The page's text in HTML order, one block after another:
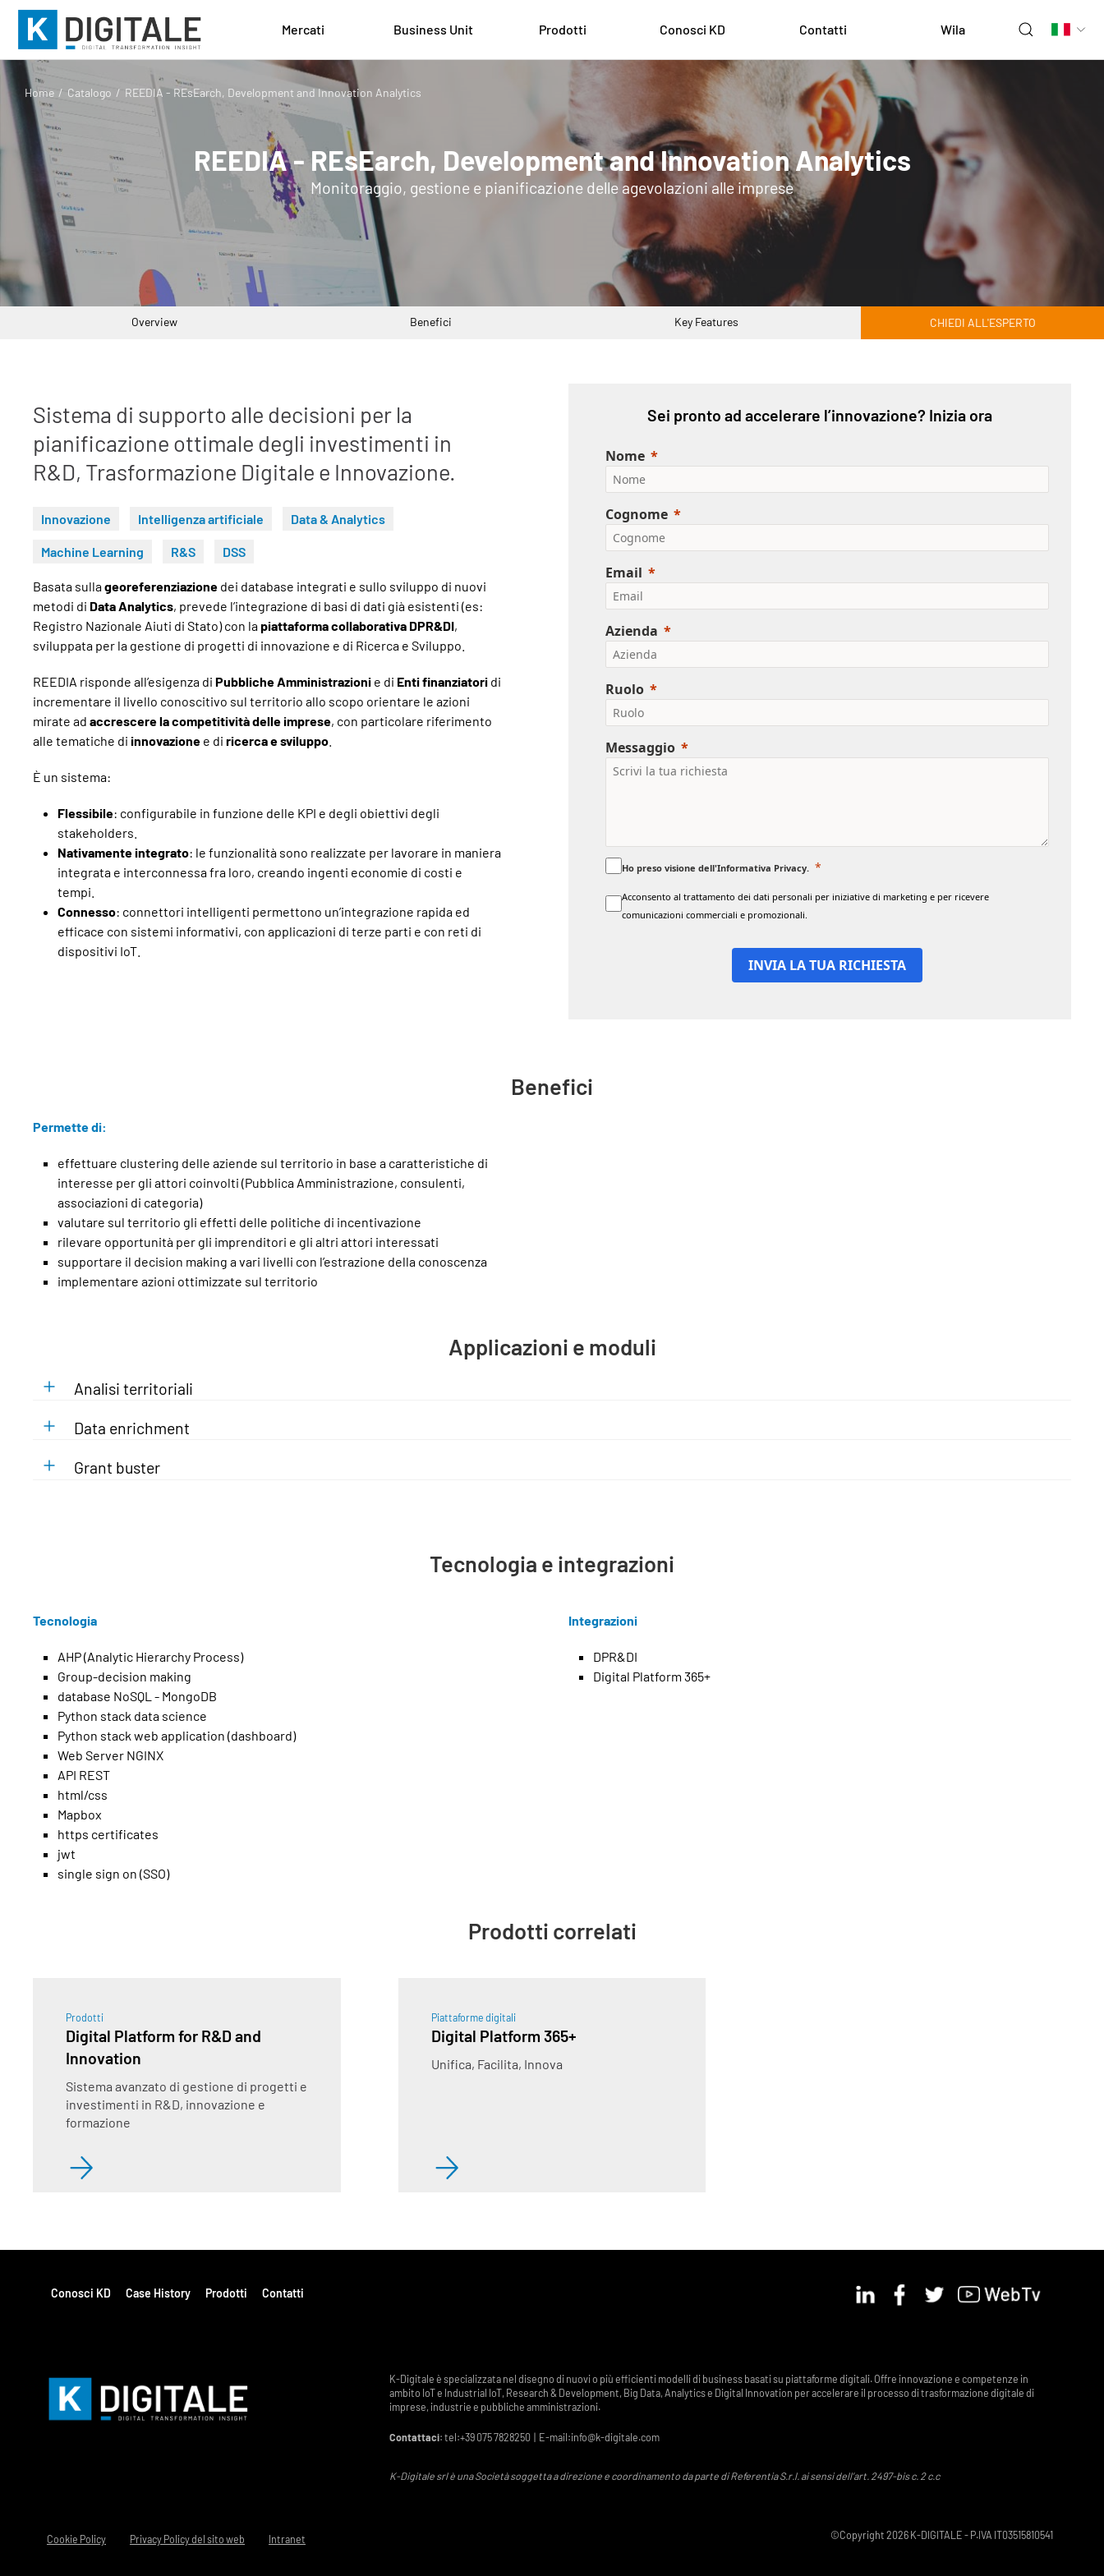
Mercati Business Unit Prodotti Conosci KD Contatti Wila
Home Catalogo REEDIA - REsEarch, Development and Innovation Analytics
REEDIA - REsEarch, Development and Innovation Analytics
Monitoraggio, gestione e pianificazione delle agevolazioni alle imprese
Overview Benefici Key Features CHIEDI ALL'ESPERTO
Sistema di supporto alle decisioni per la
pianificazione ottimale degli investimenti in
R&D, Trasformazione Digitale e Innovazione.
Innovazione Intelligenza artificiale Data & Analytics
Machine Learning R&S DSS
Basata sullageoreferenziazione dei database integrati e sullo sviluppo di nuovi
metodi di Data Analytics, prevede l’integrazione di basi di dati già esistenti (es:
Registro Nazionale Aiuti di Stato) con lapiattaforma collaborativa DPR&DI,
sviluppata per la gestione di progetti di innovazione e di Ricerca e Sviluppo.
REEDIA risponde all’esigenza di Pubbliche Amministrazioni e di Enti finanziatori di
incrementare il livello conoscitivo sul territorio allo scopo orientare le azioni
mirate ad accrescere la competitività delle imprese, con particolare riferimento
alle tematiche di innovazione e di ricerca e sviluppo
È un sistema:
Flessibile: configurabile in funzione delle KPI e degli obiettivi degli
stakeholders.
Nativamente integrato: le funzionalità sono realizzate per lavorare in maniera
integrata e interconnessa fra loro, creando ingenti economie di costi e
tempi.
Connesso: connettori intelligenti permettono un’integrazione rapida ed
efficace con sistemi informativi, con applicazioni di terze parti e con reti di
dispositivi IoT.
Sei pronto ad accelerare l’innovazione? Inizia ora
Nome
Cognome
Email
Azienda
Ruolo
Messaggio
Ho preso visione dell'Informativa Privacy.
Acconsento al trattamento dei dati personali per iniziative di marketing e per ricevere
comunicazioni commerciali e promozionali.
INVIA LA TUA RICHIESTA
Benefici
Permette di:
effettuare clustering delle aziende sul territorio in base a caratteristiche di
interesse per gli attori coinvolti (Pubblica Amministrazione, consulenti,
associazioni di categoria)
valutare sul territorio gli effetti delle politiche di incentivazione
rilevare opportunità per gli imprenditori e gli altri attori interessati
supportare il decision making a vari livelli con l’estrazione della conoscenza
implementare azioni ottimizzate sul territorio
Applicazioni e moduli
Analisi territoriali
Data enrichment
Grant buster
Tecnologia e integrazioni
Tecnologia
AHP (Analytic Hierarchy Process)
Group-decision making
database NoSQL - MongoDB
Python stack data science
Python stack web application (dashboard)
Web Server NGINX
API REST
html/css
Mapbox
https certificates
jwt
single sign on (SSO)
Integrazioni
DPR&DI
Digital Platform 365+
Prodotti correlati
Prodotti
Digital Platform for R&D and
Innovation
Sistema avanzato di gestione di progetti e
investimenti in R&D, innovazione e
formazione
Piattaforme digitali
Digital Platform 365+
Unifica, Facilita, Innova
Conosci KD Case History Prodotti Contatti
K-Digitale è specializzata nel disegno di nuovi o più efficienti modelli di business basati su piattaforme digitali. Offre innovazione e competenze in
ambito IoT e Industrial IoT, Research & Development, Big Data, Analytics e Digital Innovation per accelerare il processo di trasformazione digitale di
imprese, industrie e pubbliche amministrazioni.
Contattaci: tel:+39 075 7828250| E-mail:info@k-digitale.com
K-Digitale srl è una Società soggetta a direzione e coordinamento da parte di Referentia S.r.l. ai sensi dell’art. 2497-bis c. 2 c.c
Cookie Policy Privacy Policy del sito web Intranet ©Copyright 2026 K-DIGITALE - P.IVA IT03515810541